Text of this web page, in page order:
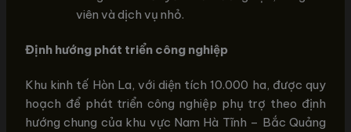
viên và dịch vụ nhỏ.
Định hướng phát triển công nghiệp
Khu kinh tế Hòn La, với diện tích 10.000 ha, được quy
hoạch để phát triển công nghiệp phụ trợ theo định
hướng chung của khu vực Nam Hà Tĩnh – Bắc Quảng